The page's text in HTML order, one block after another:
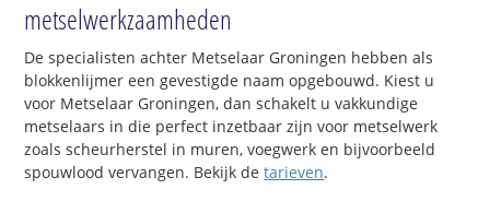
metselwerkzaamheden
De specialisten achter Metselaar Groningen hebben als
blokkenlijmer een gevestigde naam opgebouwd. Kiest u
voor Metselaar Groningen, dan schakelt u vakkundige
metselaars in die perfect inzetbaar zijn voor metselwerk
zoals scheurherstel in muren, voegwerk en bijvoorbeeld
spouwlood vervangen. Bekijk detarieven.